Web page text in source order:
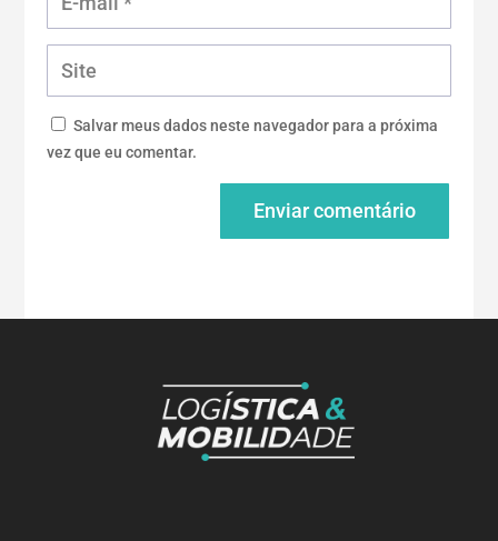
Salvar meus dados neste navegador para a próxima
vez que eu comentar.
Enviar comentário